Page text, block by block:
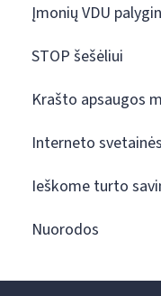
Įmonių VDU
STOP šešėliui
Krašto apsaugos
Interneto
Ieškome turto
Nuorodos